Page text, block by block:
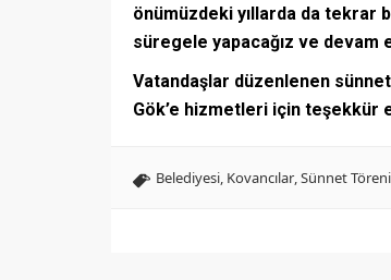
önümüzdeki yıllarda da tekrar
süregele yapacağız ve devam
Vatandaşlar düzenlenen
Gök’e hizmetleri için teşekkür
Belediyesi, Kovancılar,Sünnet Töreni